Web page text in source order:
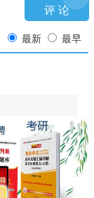
最新 最早